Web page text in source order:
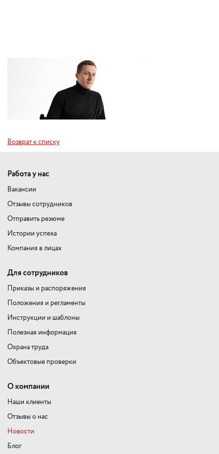
Возврат к списку
Работа у нас
Вакансии
Отзывы сотрудников
Отправить резюме
Истории успеха
Компания в лицах
Для сотрудников
Приказы и распоряжения
Положения и регламенты
Инструкции и шаблоны
Полезная информация
Охрана труда
Объектовые проверки
О компании
Наши клиенты
Отзывы о нас
Новости
Блог